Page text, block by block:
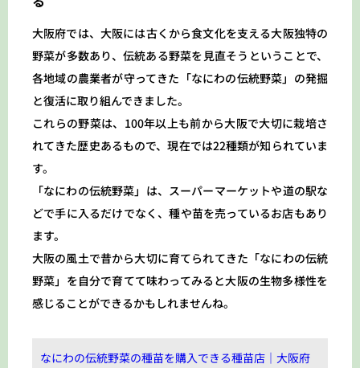
大阪府では、大阪には古くから食文化を支える大阪独特の
野菜が多数あり、伝統ある野菜を見直そうということで、
各地域の農業者が守ってきた「なにわの伝統野菜」の発掘
と復活に取り組んできました。
これらの野菜は、100年以上も前から大阪で大切に栽培さ
れてきた歴史あるもので、現在では22種類が知られていま
す。
「なにわの伝統野菜」は、スーパーマーケットや道の駅な
どで手に入るだけでなく、種や苗を売っているお店もあり
ます。
大阪の風土で昔から大切に育てられてきた「なにわの伝統
野菜」を自分で育てて味わってみると大阪の生物多様性を
感じることができるかもしれませんね。
なにわの伝統野菜の種苗を購入できる種苗店｜大阪府